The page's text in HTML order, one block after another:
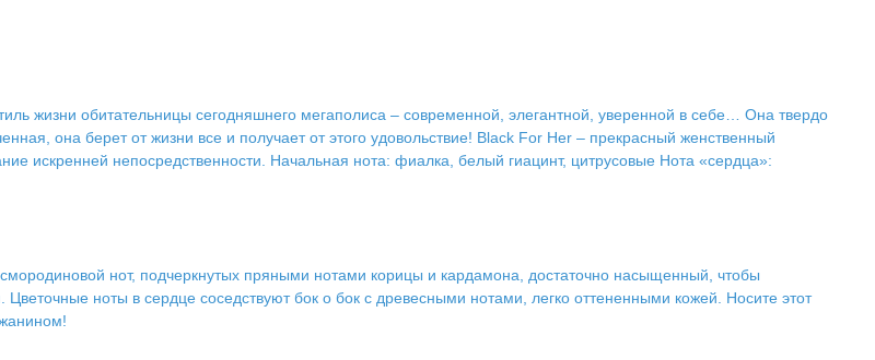
жизни обитательницы сегодняшнего мегаполиса – современной, элегантной, уверенной в себе… Она твердо
она берет от жизни все и получает от этого удовольствие! Black For Her – прекрасный женственный
искренней непосредственности. Начальная нота: фиалка, белый гиацинт, цитрусовые Нота «сердца»:
нот, подчеркнутых пряными нотами корицы и кардамона, достаточно насыщенный, чтобы
ноты в сердце соседствуют бок о бок с древесными нотами, легко оттененными кожей. Носите этот